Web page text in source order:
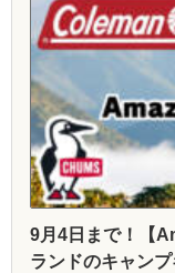
9月4日まで！【
ランドのキャンプ